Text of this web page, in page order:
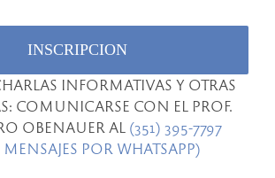
INSCRIPCION
INFORMATIVAS Y OTRAS
COMUNICARSE CON EL PROF.
OBENAUER AL (351) 395-7797
POR WHATSAPP)